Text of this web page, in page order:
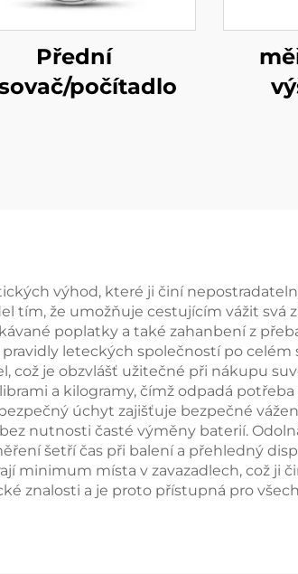
Teploměr
Přední
počítadlo
výhod, které ji činí
tím, že umožňuje cestujícím vážit svá
poplatky a také zahanbení z
leteckých společností po
což je obzvlášť užitečné při nákupu
a kilogramy, čímž odpadá
úchyt zajišťuje bezpečné
nutnosti časté výměny baterií.
šetří čas při balení a přehledný
minimum místa v zavazadlech, což ji
znalosti a je proto přístupná pro